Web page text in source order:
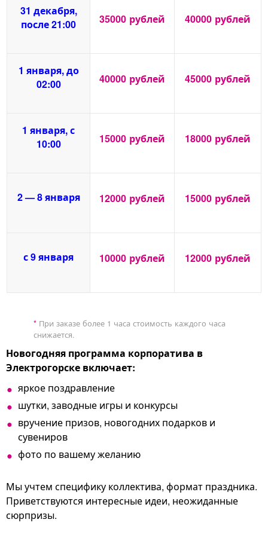
31 декабря,
после 21:00
35000 рублей 40000 рублей
1 января, до
02:00
40000 рублей 45000 рублей
1 января, с
10:00
15000 рублей 18000 рублей
2 — 8 января 12000 рублей 15000 рублей
с 9 января 10000 рублей 12000 рублей
* При заказе более 1 часа стоимость каждого часа
снижается.
Новогодняя программа корпоратива в
Электрогорске включает:
яркое поздравление
шутки, заводные игры и конкурсы
вручение призов, новогодних подарков и
сувениров
фото по вашему желанию
Мы учтем специфику коллектива, формат праздника.
Приветствуются интересные идеи, неожиданные
сюрпризы.